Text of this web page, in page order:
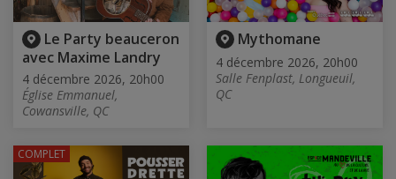
Le Party beauceron
avec Maxime Landry
4 décembre 2026, 20h00
Église Emmanuel,
Cowansville, QC
Mythomane
4 décembre 2026, 20h00
Salle Fenplast, Longueuil,
QC
COMPLET